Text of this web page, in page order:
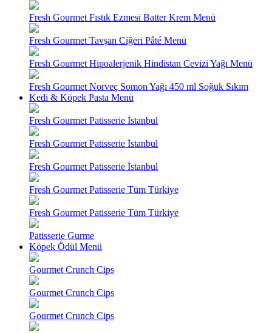
Fresh Gourmet Fıstık Ezmesi Batter Krem Menü
Fresh Gourmet Tavşan Ciğeri Pâté Menü
Fresh Gourmet Hipoalerjenik Hindistan Cevizi Yağı Menü
Fresh Gourmet Norveç Somon Yağı 450 ml Soğuk Sıkım
Kedi & Köpek Pasta Menü
Fresh Gourmet Patisserie İstanbul
Fresh Gourmet Patisserie İstanbul
Fresh Gourmet Patisserie İstanbul
Fresh Gourmet Patisserie Tüm Türkiye
Fresh Gourmet Patisserie Tüm Türkiye
Patisserie Gurme
Köpek Ödül Menü
Gourmet Crunch Cips
Gourmet Crunch Cips
Gourmet Crunch Cips